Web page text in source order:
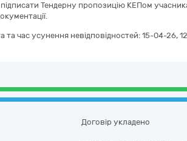
Тендерну пропозицію КЕПом
та час усунення невідповідностей: 15-04-26,
Договір укладено